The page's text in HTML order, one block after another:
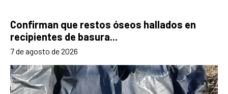
Confirman que restos óseos hallados en
recipientes de basura...
7 de agosto de 2026